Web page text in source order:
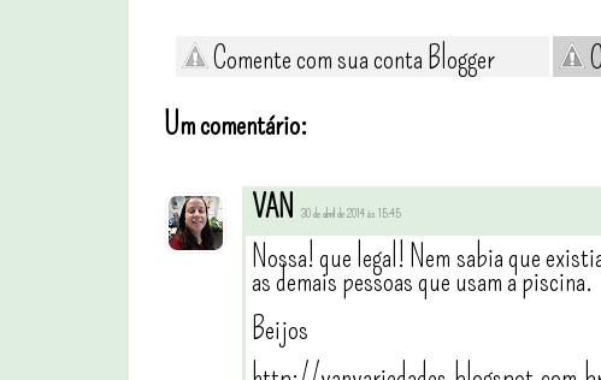
Comente com sua conta Blogger
Um comentário:
VAN 30 de abril de 2014 às 15:45
Nossa! que legal! Nem sabia que
as demais pessoas que usam a piscina.
Beijos